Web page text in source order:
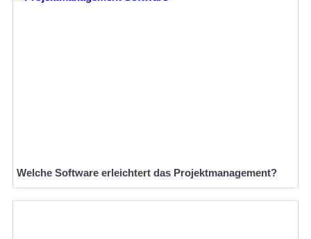
Welche Software erleichtert das Projektmanagement?